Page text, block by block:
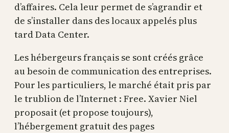
d’affaires. Cela leur permet de s’agrandir et
de s’installer dans des locaux appelés plus
tard Data Center.
Les hébergeurs français se sont créés grâce
au besoin de communication des entreprises.
Pour les particuliers, le marché était pris par
le trublion de l’Internet : Free. Xavier Niel
proposait (et propose toujours),
l’hébergement gratuit des pages